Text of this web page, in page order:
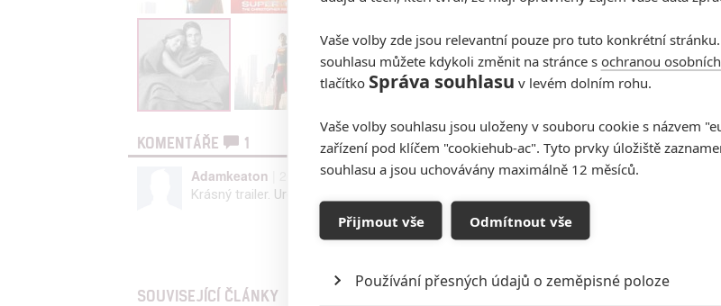
KOMENTÁŘE
1
Adamkeaton | 2024-08-26 19:51:05
Krásný trailer. Určitě zhlédnu.
SOUVISEJÍCÍ ČLÁNKY
Vaše volby zde jsou relevantní pouze pro tuto konkrétní
souhlasu můžete kdykoli změnit na stránce s ochranou
tlačítko Správa souhlasu v levém dolním rohu.
Vaše volby souhlasu jsou uloženy v souboru cookie s názvem
zařízení pod klíčem "cookiehub-ac". Tyto prvky úložiště
souhlasu a jsou uchovávány maximálně 12 měsíců.
Přijmout vše Odmítnout vše
Používání přesných údajů o zeměpisné poloze